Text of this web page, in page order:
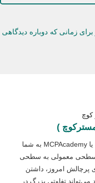
زمانی که دوباره دیدگاهی
ما در MasterCoachPro (مسترکوچ) یا MCPAcademy به شما
سطحی معمولی به سطحی
پرچالش امروز، داشتن
تفاوتی بزرگ در